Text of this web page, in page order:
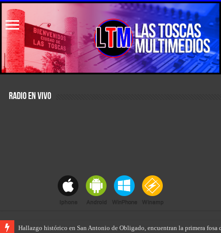
RADIO EN VIVO
Hallazgo histórico en San Antonio de Obligado, encuentran la primera fosa
“Prisión domiciliaria” para el envenenador-vendedor de drogas de Las